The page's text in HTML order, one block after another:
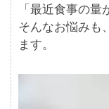
「最近食事の量
そんなお悩みも
ます。